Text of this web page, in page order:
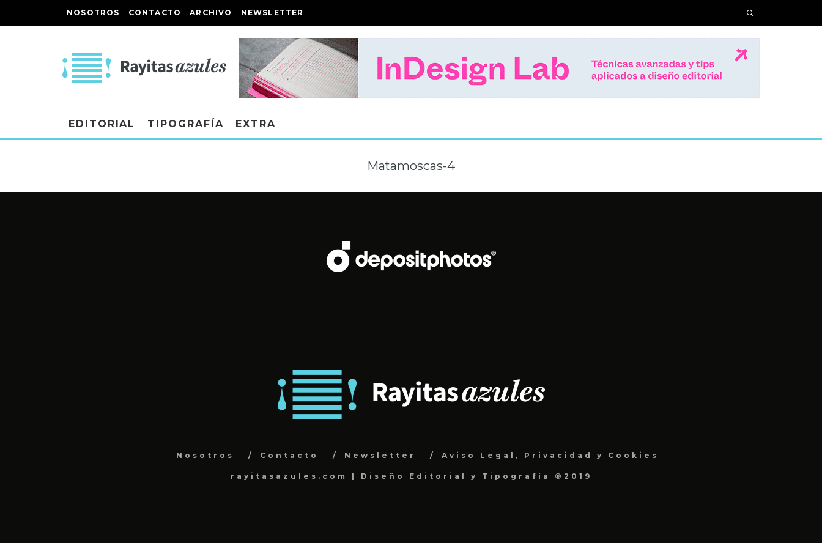
NOSOTROS CONTACTO ARCHIVO NEWSLETTER
EDITORIAL TIPOGRAFÍA EXTRA
Matamoscas-4
Nosotros Contacto Newsletter Aviso Legal, Privacidad y Cookies
rayitasazules.com | Diseño Editorial y Tipografía ©2019